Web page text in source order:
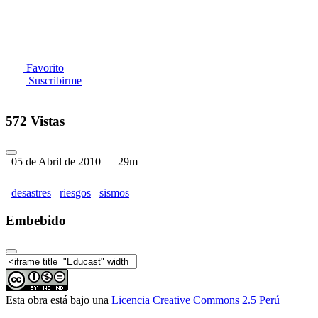
Favorito
Suscribirme
572 Vistas
05 de Abril de 2010 29m
desastres riesgos sismos
Embebido
Esta obra está bajo una Licencia Creative Commons 2.5 Perú